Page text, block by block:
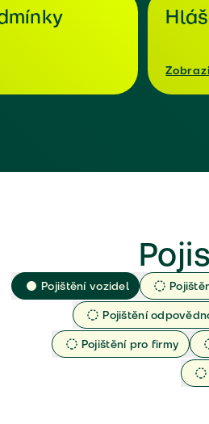
Pojištění vozidel
Pojištění
Pojištění pro firmy